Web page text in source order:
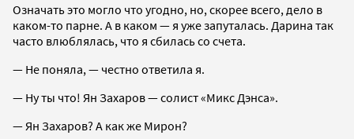
Означать это могло что угодно, но, скорее всего, дело в
каком-то парне. А в каком — я уже запуталась. Дарина так
часто влюблялась, что я сбилась со счета.
— Не поняла, — честно ответила я.
— Ну ты что! Ян Захаров — солист «Микс Дэнса».
— Ян Захаров? А как же Мирон?